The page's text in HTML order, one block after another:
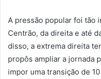
A pressão popular foi tão
Centrão, da direita e até
disso, a extrema direita
propôs ampliar a jornada
impor uma transição de